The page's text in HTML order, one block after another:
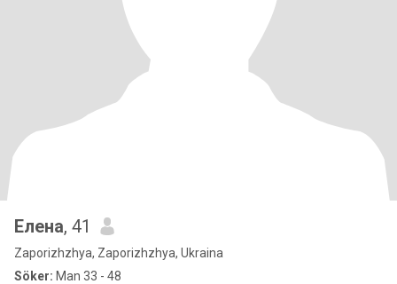
Елена, 41
Zaporizhzhya, Zaporizhzhya, Ukraina
Söker: Man 33 - 48